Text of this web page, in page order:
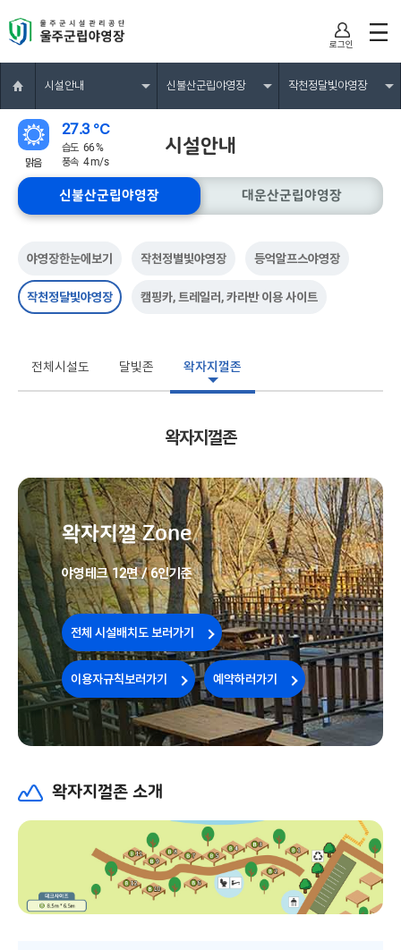
로그인
시설안내 신불산군립야영장 작천정달빛야영장
시설안내
맑음
27.3 ℃
습도 66 %
풍속 4 m/
신불산군립야영장 대운산군립야영장
야영장한눈에보기 작천정별빛야영장 등억알프스야영장
작천정달빛야영장 캠핑카, 트레일러, 카라반 이용 사이트
전체시설도 달빛존 왁자지껄존
왁자지껄존
왁자지껄 Zone
야영테크 12면 / 6인기준
전체 시설배치도 보러가기
이용자규칙보러가기 예약하러가기
왁자지껄존 소개